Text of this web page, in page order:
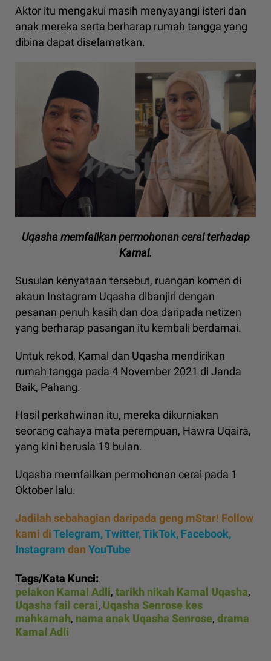
Aktor itu mengakui masih menyayangi isteri dan
anak mereka serta berharap rumah tangga yang
dibina dapat diselamatkan.
Uqasha memfailkan permohonan cerai terhadap
Kamal.
Susulan kenyataan tersebut, ruangan komen di
akaun Instagram Uqasha dibanjiri dengan
pesanan penuh kasih dan doa daripada netizen
yang berharap pasangan itu kembali berdamai.
Untuk rekod, Kamal dan Uqasha mendirikan
rumah tangga pada 4 November 2021 di Janda
Baik, Pahang.
Hasil perkahwinan itu, mereka dikurniakan
seorang cahaya mata perempuan, Hawra Uqaira,
yang kini berusia 19 bulan.
Uqasha memfailkan permohonan cerai pada 1
Oktober lalu.
Jadilah sebahagian daripada geng mStar! Follow
kami diTelegram,Twitter,TikTok, Facebook,
Instagram dan YouTube
Tags/Kata Kunci:
pelakon Kamal Adli, tarikh nikah Kamal Uqasha,
Uqasha fail cerai, Uqasha Senrose kes
mahkamah, nama anak Uqasha Senrose, drama
Kamal Adli